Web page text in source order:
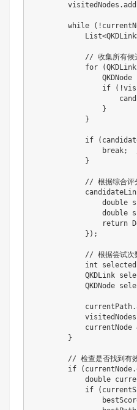
        visitedNodes
.add
while ( !
List<QKDLink
// 收集所有候
for
(QKDLink
QKDNode
if
( !
}
}
if (
break;
}
// 根据综合评
double
double
return
} ) ;
// 根据尝试次
int
QKDLink
QKDNode
            currentPath
.
            visitedNodes
            currentNode
}
// 检查是否找到有
if
( currentNode.
double
if
(